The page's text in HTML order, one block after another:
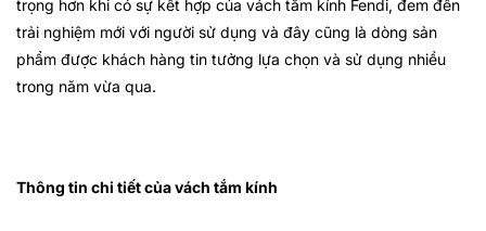
trọng hơn khi có sự kết hợp của vách tắm kính Fendi, đem đến
trải nghiệm mới với người sử dụng và đây cũng là dòng sản
phẩm được khách hàng tin tưởng lựa chọn và sử dụng nhiều
trong năm vừa qua.
Thông tin chi tiết của vách tắm kính